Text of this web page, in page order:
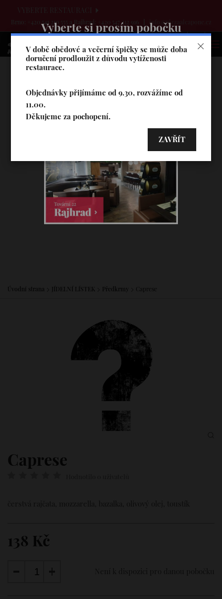
V době obědové a večerní špičky se může doba
doručení prodloužit z důvodu vytíženosti
restaurace.
Objednávky přijímáme od 9.30, rozvážíme od
11.00.
Děkujeme za pochopení.
ZAVŘÍT
VYBERTE RESTAURACI
Brno: +420 541 210 555 a Rajhrad: +420 547 212 916 info@pizzaalcapone.cz
Vyberte si prosím pobočku
Úvodní strana JÍDELNÍ LÍSTEK Předkrmy Caprese
Caprese
138 Kč